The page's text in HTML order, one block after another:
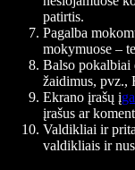
patirtis.
Pagalba
mokymuose –
Balso pokalbiai
žaidimus, pvz.,
Ekrano įrašų į
įrašus ar
Valdikliai ir
valdikliais ir